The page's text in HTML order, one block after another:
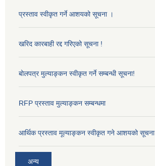
प्रस्ताव स्वीकृत गर्ने आशयको सूचना ।
खरिद कारबाही रद्द गरिएको सूचना !
बोलपत्र मुल्याङ्कन स्वीकृत गर्ने सम्बन्धी सूचना!
RFP प्रस्ताव मुल्याङ्कन सम्बन्धमा
आर्थिक प्रस्ताव मूल्याङ्कन स्वीकृत गने आशयको सूचना
अन्य